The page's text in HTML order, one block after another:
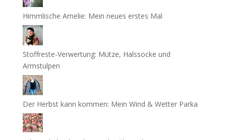
Himmlische Amelie: Mein neues erstes Mal
Stoffreste-Verwertung: Mütze, Halssocke und
Armstulpen
Der Herbst kann kommen: Mein Wind & Wetter Parka